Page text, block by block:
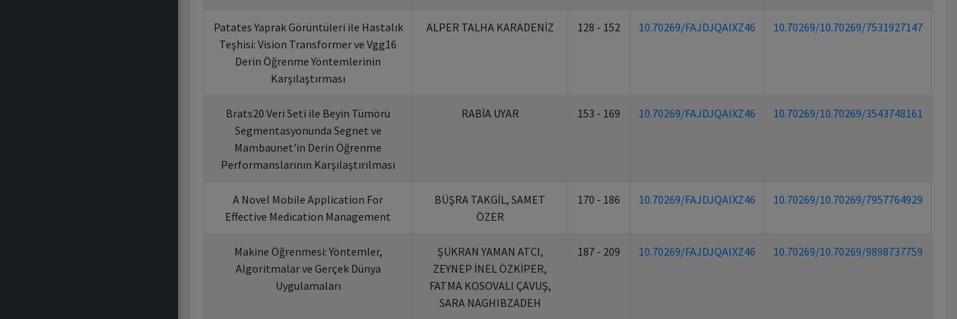
Patates Yaprak Görüntüleri ile Hastalık
Teşhisi: Vision Transformer ve Vgg16
Derin Öğrenme Yöntemlerinin
Karşılaştırması
ALPER TALHA KARADENİZ 128 - 152 10.70269/FAJDJQAIXZ46 10.70269/10.70269/7531927147
Brats20 Veri Seti ile Beyin Tümörü
Segmentasyonunda Segnet ve
Mambaunet'in Derin Öğrenme
Performanslarının Karşılaştırılması
RABİA UYAR 153 - 169 10.70269/FAJDJQAIXZ46 10.70269/10.70269/3543748161
A Novel Mobile Application For
Effective Medication Management
BÜŞRA TAKGİL, SAMET
ÖZER
170 - 186 10.70269/FAJDJQAIXZ46 10.70269/10.70269/7957764929
Makine Öğrenmesi: Yöntemler,
Algoritmalar ve Gerçek Dünya
Uygulamaları
ŞÜKRAN YAMAN ATCI,
ZEYNEP İNEL ÖZKİPER,
FATMA KOSOVALI ÇAVUŞ,
SARA NAGHIBZADEH
187 - 209 10.70269/FAJDJQAIXZ46 10.70269/10.70269/9898737759